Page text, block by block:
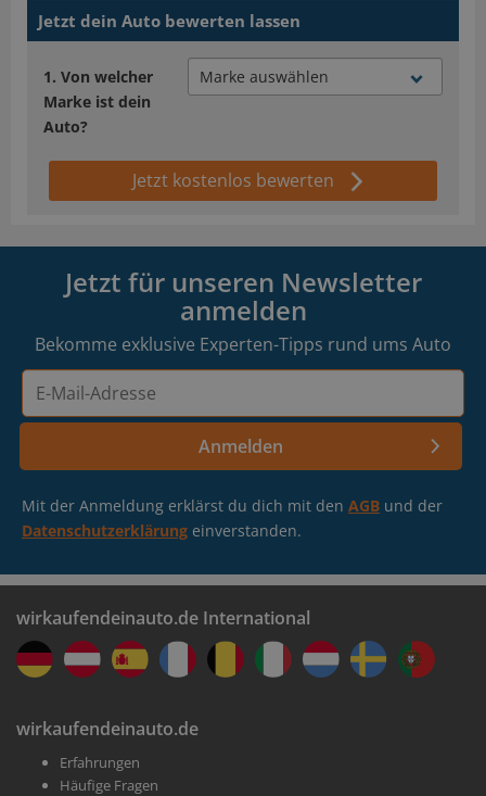
Jetzt dein Auto bewerten lassen
Von welcher
Marke ist dein
Auto?
Jetzt kostenlos bewerten
Jetzt für unseren Newsletter
anmelden
Bekomme exklusive Experten-Tipps rund ums Auto
Adresse
Anmelden
Mit der Anmeldung erklärst du dich mit den AGB und der
Datenschutzerklärung einverstanden.
wirkaufendeinauto.de International
wirkaufendeinauto.de
Erfahrungen
Häufige Fragen